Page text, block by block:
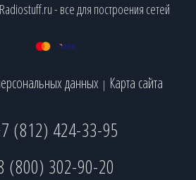
- все для построения сетей
данных | Карта сайта
(812) 424-33-95
(800) 302-90-20